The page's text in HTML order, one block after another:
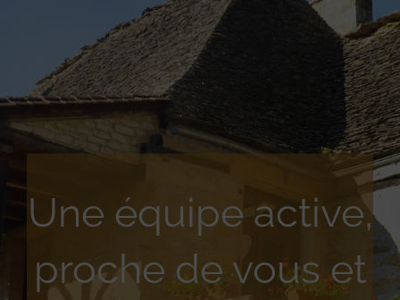
Une équipe active,
proche de vous et